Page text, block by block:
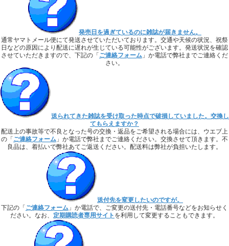
発売日を過ぎているのに雑誌が届きません。
通常ヤマトメール便にて発送させていただいております。交通や天候の状況、祝祭
日などの原因により配送に遅れが生じている可能性がございます。発送状況を確認
させていただきますので、下記の「 ご連絡フォーム 」か電話で弊社までご連絡くだ
さい。
送られてきた雑誌を受け取った時点で破損していました。交換し
てもらえますか？
配送上の事故等で不良となった号の交換・返品をご希望される場合には、ウエブ上
の「 ご連絡フォーム 」か電話で弊社までご連絡ください。交換させて頂きます。不
良品は、着払いで弊社あてご返送ください。配送料は弊社が負担いたします。
送付先を変更したいのですが。
下記の「 ご連絡フォーム 」か電話で、ご変更の送付先・電話番号などをお知らせく
ださい。なお、 定期購読者専用サイト を利用して変更することもできます。